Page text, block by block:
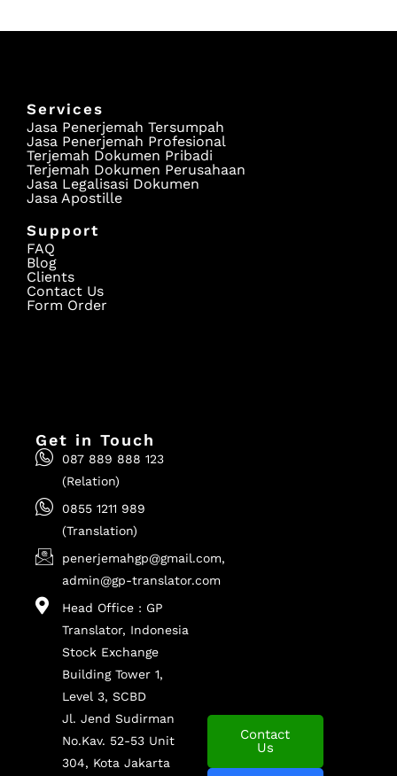
Services
Jasa Penerjemah Tersumpah
Jasa Penerjemah Profesional
Terjemah Dokumen Pribadi
Terjemah Dokumen Perusahaan
Jasa Legalisasi Dokumen
Jasa Apostille
Support
FAQ
Blog
Clients
Contact Us
Form Order
Get in Touch
087 889 888 123
(Relation)
0855 1211 989
(Translation)
penerjemahgp@gmail.com,
admin@gp-translator.com
Head Office : GP
Translator, Indonesia
Stock Exchange
Building Tower 1,
Level 3, SCBD
Jl. Jend Sudirman
No.Kav. 52-53 Unit
304, Kota Jakarta
Contact
Us